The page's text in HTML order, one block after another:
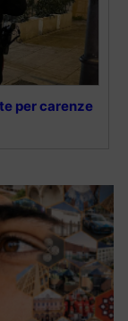
per carenze